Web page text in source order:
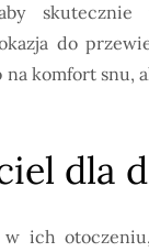
skutecznie
do
komfort snu,
dla
w ich